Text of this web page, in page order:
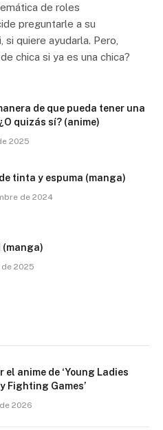
de roles
preguntarle a su
quiere ayudarla. Pero,
chica si ya es una chica?
de que pueda tener una
quizás sí? (anime)
2025
tinta y espuma (manga)
de 2024
(manga)
2025
el anime de ‘Young Ladies
Fighting Games’
2026